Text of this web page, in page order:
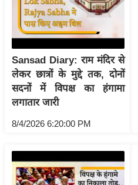
आ
र
.
आ
ई
.
य
र
स
Sansad Diary: राम मंदिर से
लेकर छात्रों के मुद्दे तक, दोनों
सदनों में विपक्ष का हंगामा
लगातार जारी
8/4/2026 6:20:00 PM